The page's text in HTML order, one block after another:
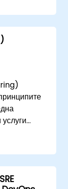
на
днес
наскоро
да
сайта,
нов
работни